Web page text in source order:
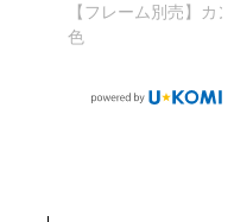
タープ240専用天幕 全6